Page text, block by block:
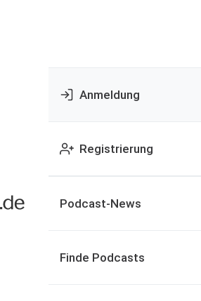
Anmeldung
Registrierung
Podcast-News
Finde Podcasts